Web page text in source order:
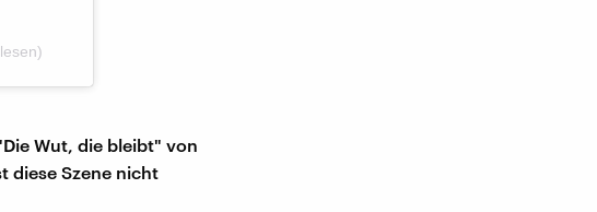
Wut, die bleibt" von
diese Szene nicht